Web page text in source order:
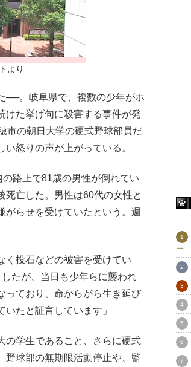
より
──。岐阜県で、複数の少年がホ
けた挙げ句に殺害する事件が発
市の朝日大学の硬式野球部員だ
怒りの声が上がっている。
路上で81歳の男性が倒れてい
死亡した。男性は60代の女性と
がらせを受けていたという。週
く投石などの被害を受けてい
たが、当日も少年らに襲われ
っており、命からがら生き延び
たと証言しています」
学生であること、さらに硬式
野球部の無期限活動停止や、監
ー